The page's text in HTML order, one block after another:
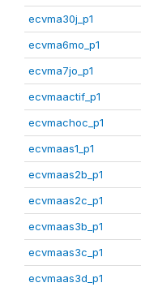
ecvma30j_p1
ecvma6mo_p1
ecvma7jo_p1
ecvmaactif_p1
ecvmachoc_p1
ecvmaas1_p1
ecvmaas2b_p1
ecvmaas2c_p1
ecvmaas3b_p1
ecvmaas3c_p1
ecvmaas3d_p1